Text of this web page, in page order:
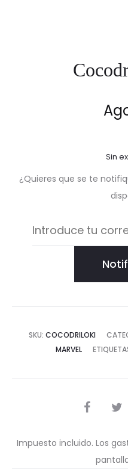
Sin
¿Quieres que se te
SKU: COCODRILOKI
MARVEL
COMPARTIR
Impuesto incluido. Los